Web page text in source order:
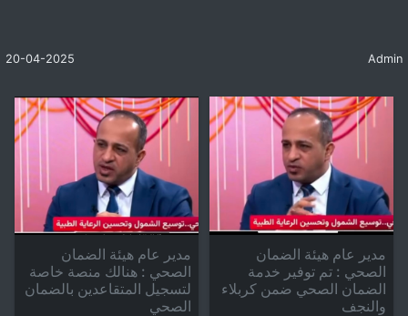
20-04-2025 Admin
مدير عام هيئة الضمان
الصحي : تم توفير خدمة
الضمان الصحي ضمن كربلاء
والنجف
مدير عام هيئة الضمان
الصحي : هنالك منصة خاصة
لتسجيل المتقاعدين بالضمان
الصحي